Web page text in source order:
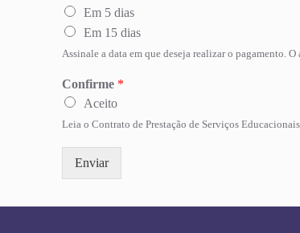
Em 5 dias
Em 15 dias
Assinale a data em que deseja realizar o pagamento.
Confirme *
Aceito
Leia o Contrato de Prestação de Serviços
Enviar